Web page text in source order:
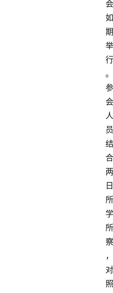
会
如
期
举
行
。
参
会
人
员
结
合
两
日
所
学
所
察
，
对
照